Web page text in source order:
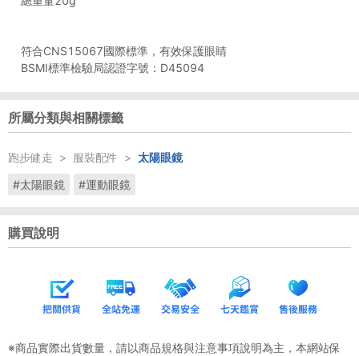
符合CNS15067國際標準，有效保護眼睛
BSMI標準檢驗局認證字號：D45094
所屬分類與相關標籤
跑步健走 > 服裝配件 > 太陽眼鏡
#太陽眼鏡
#運動眼鏡
購買說明
※商品實際出貨數量，請以商品規格與注意事項說明為主，本網站保